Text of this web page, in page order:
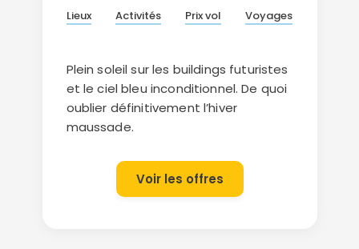
Lieux Activités Prix vol Voyages
Plein soleil sur les buildings futuristes
et le ciel bleu inconditionnel. De quoi
oublier définitivement l’hiver
maussade.
Voir les offres